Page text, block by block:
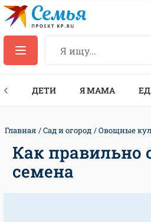
ДЕТИ Я МАМА
Главная Сад и огород Овощные
Как правильно
семена